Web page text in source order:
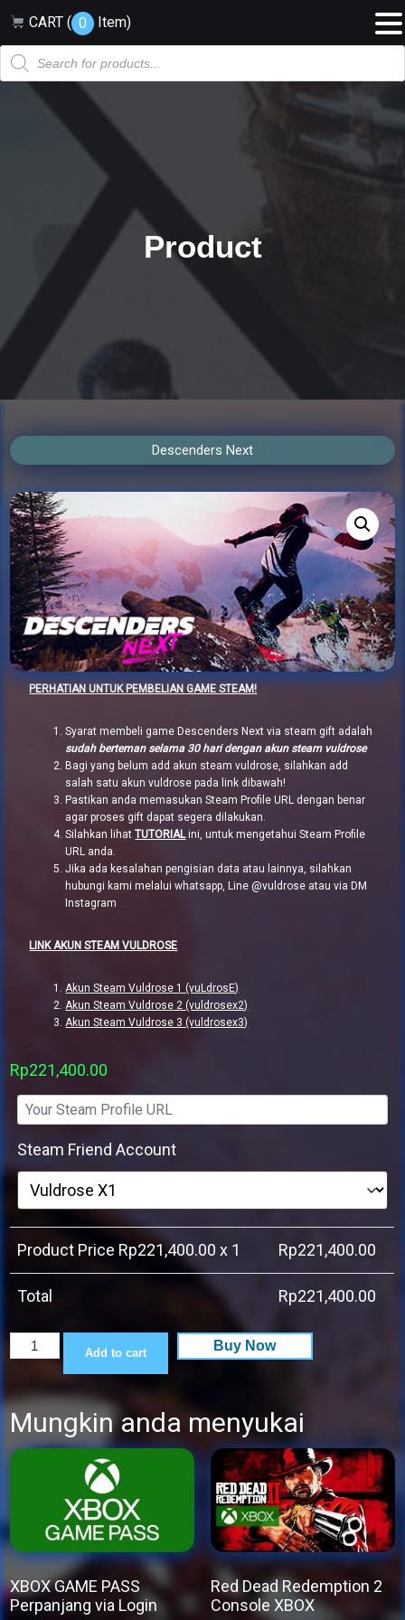
CART ( 0 Item)
Products
search
Product
Descenders Next
PERHATIAN UNTUK PEMBELIAN GAME STEAM!
Syarat membeli game Descenders Next via steam gift adalah
sudah berteman selama 30 hari dengan akun steam vuldrose
Bagi yang belum add akun steam vuldrose, silahkan add
salah satu akun vuldrose pada link dibawah!
Pastikan anda memasukan Steam Profile URL dengan benar
agar proses gift dapat segera dilakukan.
Silahkan lihatTUTORIALini, untuk mengetahui Steam Profile
URL anda.
Jika ada kesalahan pengisian data atau lainnya, silahkan
hubungi kami melalui whatsapp, Line @vuldrose atau via DM
Instagram
LINK AKUN STEAM VULDROSE
Akun Steam Vuldrose 1 (vuLdrosE)
Akun Steam Vuldrose 2 (vuldrosex2)
Akun Steam Vuldrose 3 (vuldrosex3)
Rp221,400.00
Steam Friend Account
Product Price Rp221,400.00 x 1 Rp221,400.00
Total Rp221,400.00
Descenders
quantity
Add to cart Buy Now
Mungkin anda menyukai
XBOX GAME PASS
Perpanjang via Login
Red Dead Redemption 2
Console XBOX